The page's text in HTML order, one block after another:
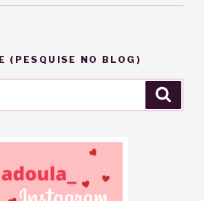
(PESQUISE NO BLOG)